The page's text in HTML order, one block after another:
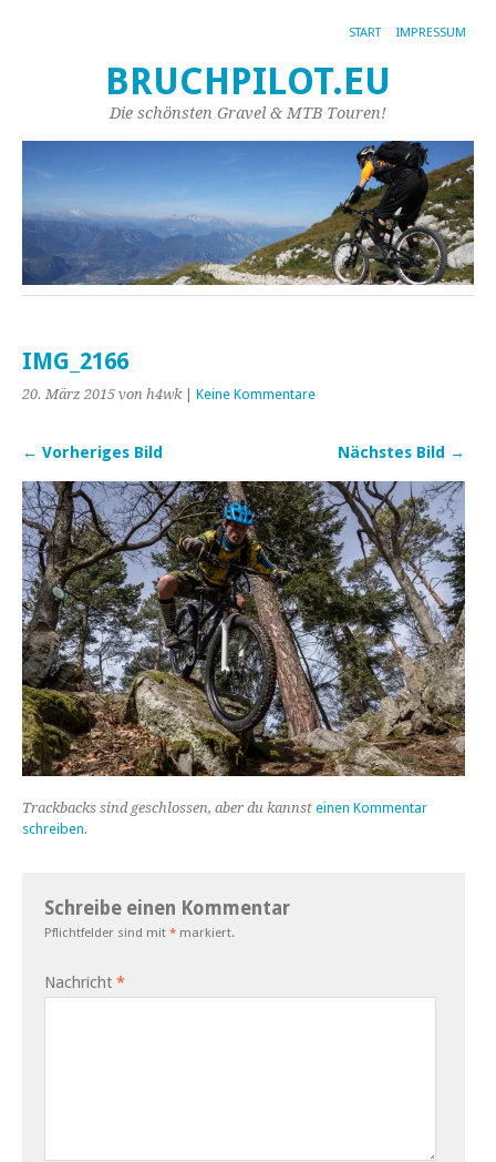
START IMPRESSUM
BRUCHPILOT.EU
Die schönsten Gravel & MTB Touren!
IMG_2166
20. März 2015 von h4wk| Keine Kommentare
← Vorheriges Bild Nächstes Bild →
Trackbacks sind geschlossen, aber du kannst einen Kommentar
schreiben.
Schreibe einen Kommentar
Pflichtfelder sind mit * markiert.
Nachricht *